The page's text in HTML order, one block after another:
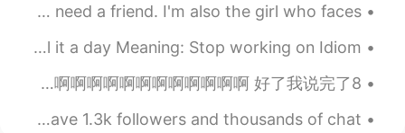
是华裔的意思么
MS
CN
@Jiahao
嗯 这个真的不懂
I'm the girl. Who is always there for people when they need a friend. I'm also the girl who faces...
Idioms that you can use on a daily basis 🐼 Idiom: Call it a day Meaning: Stop working on Idiom:...
你们都把我当假中国人就好了 一来找我就文我是不是中国人 虽然我是不怪那些不懂的人 可是天天收到这种信息是很累的啊 啊啊啊啊啊啊啊啊啊啊啊啊啊啊啊啊 啊啊啊啊啊啊啊啊啊啊啊啊啊啊啊 好了我说完了8...
I have been using this application for almost a year, I have 1.3k followers and thousands of chat...